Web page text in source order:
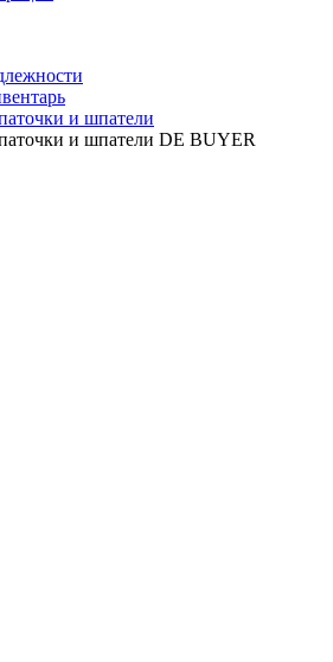
и шпатели
и шпатели DE BUYER